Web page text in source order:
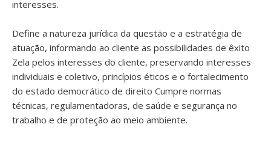
interesses.
Define a natureza jurídica da questão e a estratégia de
atuação, informando ao cliente as possibilidades de êxito
Zela pelos interesses do cliente, preservando interesses
individuais e coletivo, princípios éticos e o fortalecimento
do estado democrático de direito Cumpre normas
técnicas, regulamentadoras, de saúde e segurança no
trabalho e de proteção ao meio ambiente.